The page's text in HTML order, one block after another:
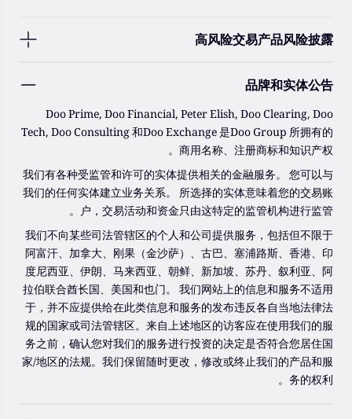
高风险交易产品风险披露
货，差价合约和其他金融产品交易涉及高风险，可能会在短时间
内发生超过您的初始投资的大额亏损。
过去的投资表现并不代表其未来的表现。
在与我们进行任何交易之前，请确保您完全了解使用相应金融工
具进行交易的风险。 如果您不了解此处说明的风险，则应寻求独
立的专业建议。
品牌和实体公告
Doo Prime, Doo Financial, Peter Elish, Doo Clearing, Doo
Tech, Doo Consulting 和Doo Exchange 是Doo Group 所拥有的
商用名称、注册商标和知识产权。
我们有各种受监管和许可的实体提供相关的金融服务。 您可以与
我们的任何实体建立业务关系。 所选择的实体意味着您的交易账
户，交易活动和资金只由这特定的监管机构进行监管。
我们不向某些司法管辖区的个人和公司提供服务，包括但不限于
阿富汗、加拿大、刚果（金沙萨）、古巴、塞浦路斯、香港、印
度尼西亚、伊朗、马来西亚、朝鲜、新加坡、苏丹、叙利亚、阿
拉伯联合酋长国、美国和也门。 我们网站上的信息和服务不适用
于，并不应提供给在此类信息和服务的发布违反各自当地法律法
规的国家或司法管辖区。来自上述地区的访客应在使用我们的服
务之前，确认您对我们的服务进行投资的决定是否符合您居住国
家/地区的法规。我们保留随时更改，修改或终止我们的产品和服
务的权利。